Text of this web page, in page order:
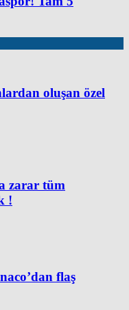
oluşan özel
zarar tüm
!
flaş